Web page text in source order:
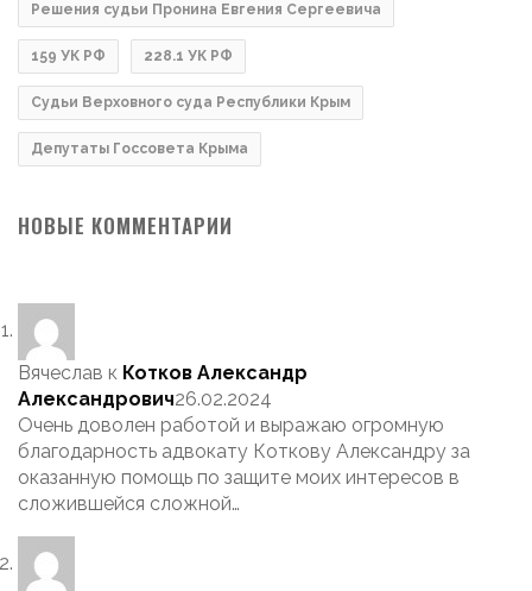
Решения судьи Пронина Евгения Сергеевича
159 УК РФ 228.1 УК РФ
Судьи Верховного суда Республики Крым
Депутаты Госсовета Крыма
НОВЫЕ КОММЕНТАРИИ
Вячеслав к Котков Александр
Александрович26.02.2024
Очень доволен работой и выражаю огромную
благодарность адвокату Коткову Александру за
оказанную помощь по защите моих интересов в
сложившейся сложной…